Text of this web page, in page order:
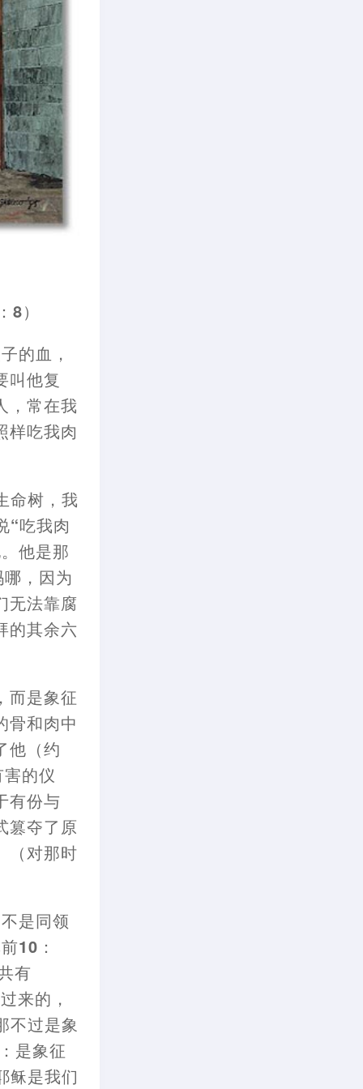
8）
的血 ，
叫他复
，常在我
样吃我肉
命树 ，我
“吃我肉
他是那
哪 ， 因为
无法靠腐
的其余六
而是象征
骨和肉中
他 （约
的仪
有份与
篡夺了原
（对那时
是同领
10 ：
有
来的 ，
不过是象
是象征
稣是我们